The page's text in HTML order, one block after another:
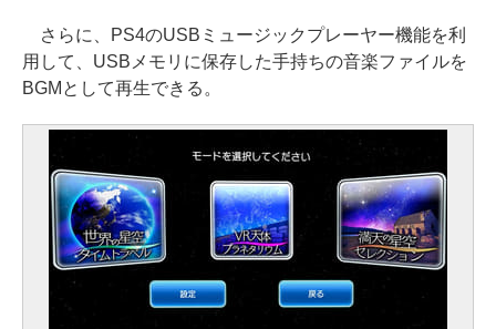
さらに、PS4のUSBミュージックプレーヤー機能を利
用して、USBメモリに保存した手持ちの音楽ファイルを
BGMとして再生できる。